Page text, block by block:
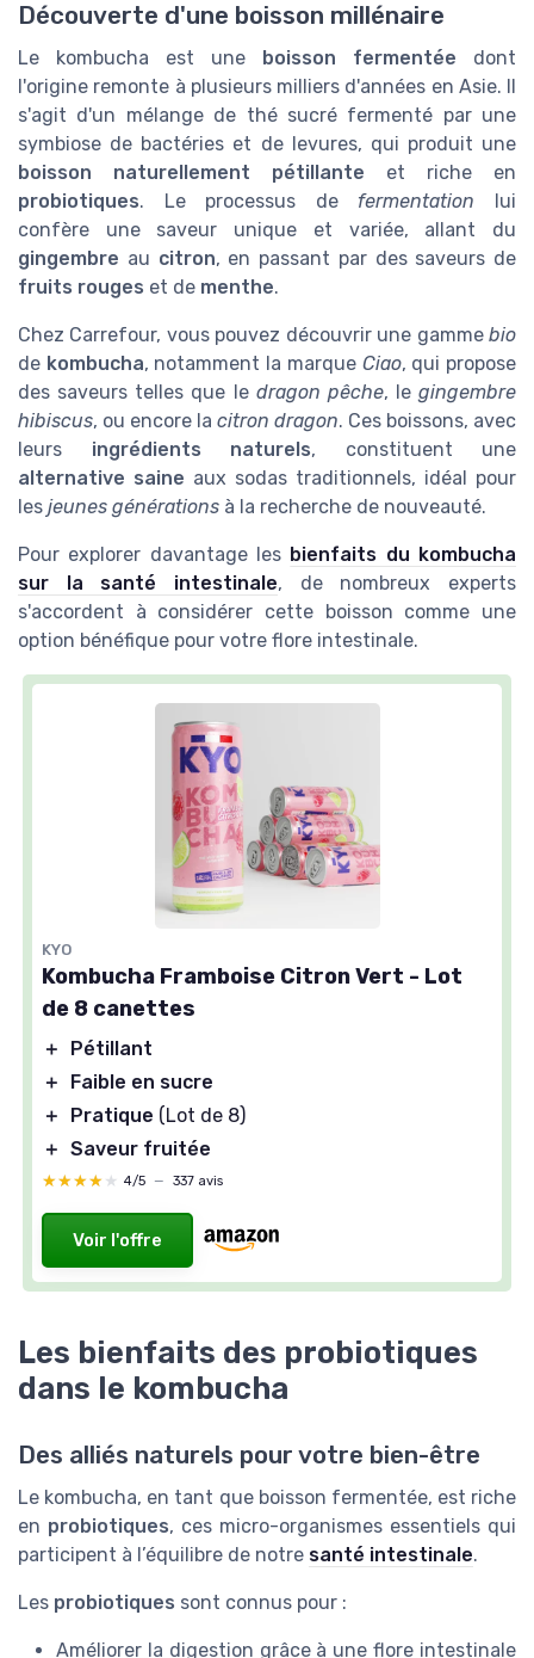
Découverte d'une boisson millénaire
Le kombucha est une boisson fermentée dont
l'origine remonte à plusieurs milliers d'années en Asie. Il
s'agit d'un mélange de thé sucré fermenté par une
symbiose de bactéries et de levures, qui produit une
boisson naturellement pétillante et riche en
probiotiques. Le processus de fermentation lui
confère une saveur unique et variée, allant du
gingembre au citron, en passant par des saveurs de
fruits rouges et de menthe.
Chez Carrefour, vous pouvez découvrir une gamme bio
de kombucha, notamment la marque Ciao, qui propose
des saveurs telles que le dragon pêche, le gingembre
hibiscus, ou encore la citron dragon. Ces boissons, avec
leurs ingrédients naturels, constituent une
alternative saine aux sodas traditionnels, idéal pour
les jeunes générations à la recherche de nouveauté.
Pour explorer davantage les bienfaits du kombucha
sur la santé intestinale, de nombreux experts
s'accordent à considérer cette boisson comme une
option bénéfique pour votre flore intestinale.
KYO
Kombucha Framboise Citron Vert - Lot
de 8 canettes
＋
Pétillant
＋
Faible en sucre
＋
Pratique (Lot de 8)
＋ Saveur fruitée
★★★★★
★★★★★ 4/5 — 337 avis
Voir l'offre
Les bienfaits des probiotiques
dans le kombucha
Des alliés naturels pour votre bien-être
Le kombucha, en tant que boisson fermentée, est riche
en probiotiques, ces micro-organismes essentiels qui
participent à l’équilibre de notre santé intestinale.
Les probiotiques sont connus pour :
Améliorer la digestion grâce à une flore intestinale